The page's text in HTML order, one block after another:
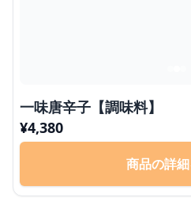
一味唐辛子【調味料】
¥4,380
商品の詳